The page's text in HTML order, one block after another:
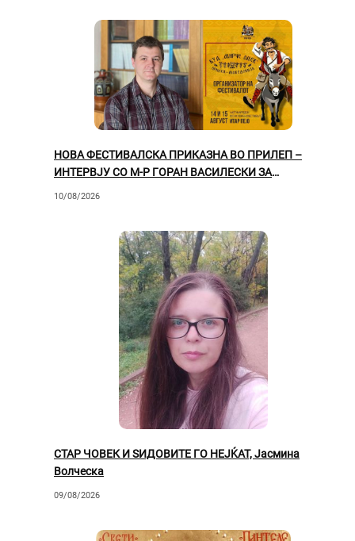
НОВА ФЕСТИВАЛСКА ПРИКАЗНА ВО ПРИЛЕП –
ИНТЕРВЈУ СО М-Р ГОРАН ВАСИЛЕСКИ ЗА
МЕЃУНАРОДНИОТ ФОЛКЛОРЕН ФЕСТИВАЛ „ИТАР
10/08/2026
СТАР ЧОВЕК И ЅИДОВИТЕ ГО НЕЈЌАТ, Јасмина
Волческа
09/08/2026